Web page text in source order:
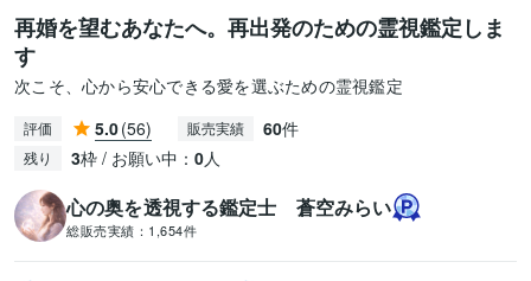
再婚を望むあなたへ。再出発のための霊視鑑定しま
す
次こそ、心から安心できる愛を選ぶための霊視鑑定
評価 5.0(56) 販売実績 60件
残り 3枠 / お願い中： 0人
心の奥を透視する鑑定士 蒼空みらい
総販売実績： 1,654件